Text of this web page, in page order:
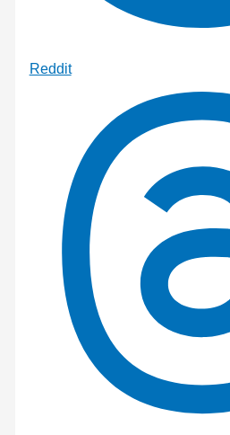
Reddit